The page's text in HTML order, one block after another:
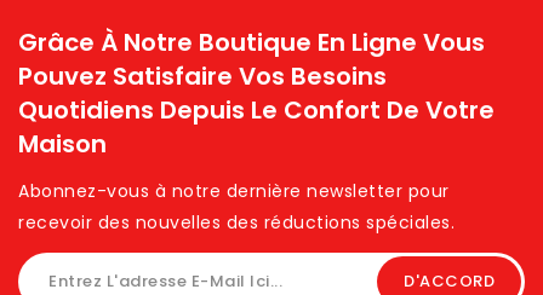
Grâce À Notre Boutique En Ligne Vous
Pouvez Satisfaire Vos Besoins
Quotidiens Depuis Le Confort De Votre
Maison
Abonnez-vous à notre dernière newsletter pour
recevoir des nouvelles des réductions spéciales. ​